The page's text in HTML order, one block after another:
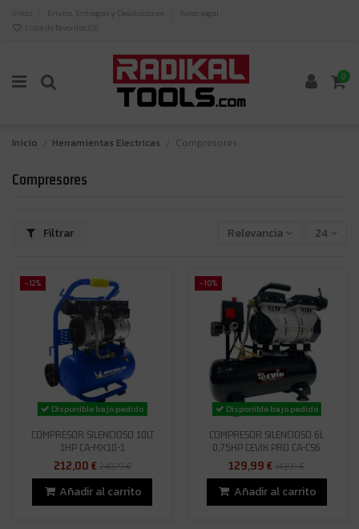
Inicio Envíos, Entregas y Devoluciones
Aviso legal
Lista de favoritos ( 0)
0
Inicio Herramientas Electricas Compresores
Compresores
Filtrar Relevancia 24
-12%
Disponible bajo pedido
COMPRESOR SILENCIOSO 10LT
1HP CA-MX10-1
212,00 €240,79 €
Añadir al carrito
-10%
Disponible bajo pedido
COMPRESOR SILENCIOSO 6L
0,75HP CEVIK PRO CA-CS6
129,99 € 143,99 €
Añadir al carrito